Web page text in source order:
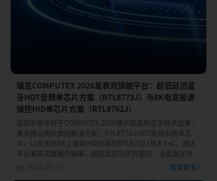
瑞昱COMPUTEX 2026发表双旗舰平台：超低延迟蓝
牙HDT音频单芯片方案（RTL8773J）与8K电竞极速
操控HID单芯片方案（RTL8762J）
瑞昱半导体将于COMPUTEX 2026展示其最新蓝牙技术成果，
重点推出两款旗舰解决方案：RTL8773J HDT音频系统单芯
片，以及支持8K上报率HID应用的RTL8762J BLE SoC。两大
平台兼具高数据传输率、超低延迟与优异能效，全面满足次世
阅读更多